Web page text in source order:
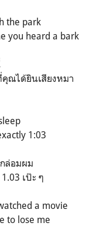
the park
you heard a bark
ณได้ยินเสียงหมา
1:03
ล่อมผม
เป๊ะ ๆ
a movie
to lose me